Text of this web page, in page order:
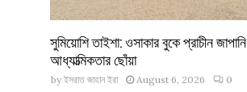
সুমিয়োশি তাইশা: ওসাকার বুকে প্রাচীন জাপানি
আধ্যাত্মিকতার ছোঁয়া
by ইসরাত জাহান ইরা August 6, 2026 0